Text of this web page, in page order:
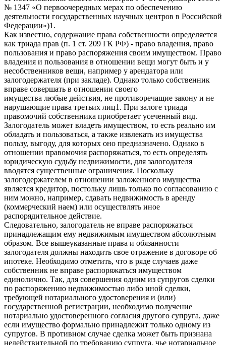
№ 1347 «О первоочередных мерах по обеспечению
деятельности государственных научных центров в Российской
Федерации»)1.
Как известно, содержание права собственности определяется
как триада прав (п. 1 ст. 209 ГК РФ) - право владения, право
пользования и право распоряжения своим имуществом. Право
владения и пользования в отношении вещи могут быть и у
несобственников вещи, например у арендатора или
залогодержателя (при закладе). Однако только собственник
вправе совершать в отношении своего
имущества любые действия, не противоречащие закону и не
нарушающие права третьих лиц1. При залоге триада
правомочий собственника приобретает усеченный вид.
Залогодатель может владеть имуществом, то есть реально им
обладать и пользоваться, а также извлекать из имущества
пользу, выгоду, для которых оно предназначено. Однако в
отношении правомочия распоряжаться, то есть определять
юридическую судьбу недвижимости, для залогодателя
вводятся существенные ограничения. Поскольку
залогодержателем в отношении заложенного имущества
является кредитор, постольку лишь только по согласованию с
ним можно, например, сдавать недвижимость в аренду
(коммерческий наем) или осуществлять иное
распорядительное действие.
Следовательно, залогодатель не вправе распоряжаться
принадлежащим ему недвижимым имуществом абсолютным
образом. Все вышеуказанные права и обязанности
залогодателя должны находить свое отражение в договоре об
ипотеке. Необходимо отметить, что в ряде случаев даже
собственник не вправе распоряжаться имуществом
единолично. Так, для совершения одним из супругов сделки
по распоряжению недвижимостью либо иной сделки,
требующей нотариального удостоверения и (или)
государственной регистрации, необходимо получение
нотариально удостоверенного согласия другого супруга, даже
если имущество формально принадлежит только одному из
супругов. В противном случае сделка может быть признана
недействительной по требованию супруга, чье нотариальное